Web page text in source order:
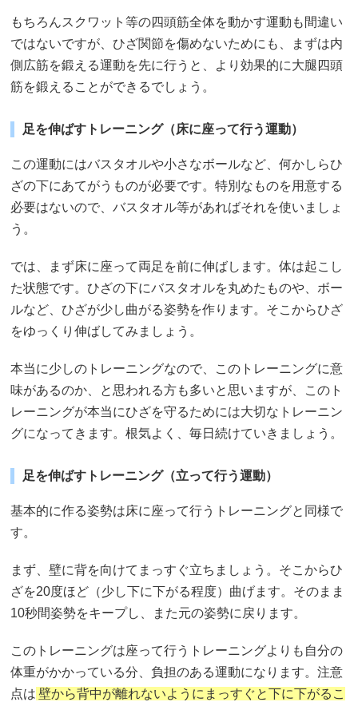
もちろんスクワット等の四頭筋全体を動かす運動も間違い
ではないですが、ひざ関節を傷めないためにも、まずは内
側広筋を鍛える運動を先に行うと、より効果的に大腿四頭
筋を鍛えることができるでしょう。
足を伸ばすトレーニング（床に座って行う運動）
この運動にはバスタオルや小さなボールなど、何かしらひ
ざの下にあてがうものが必要です。特別なものを用意する
必要はないので、バスタオル等があればそれを使いましょ
う。
では、まず床に座って両足を前に伸ばします。体は起こし
た状態です。ひざの下にバスタオルを丸めたものや、ボー
ルなど、ひざが少し曲がる姿勢を作ります。そこからひざ
をゆっくり伸ばしてみましょう。
本当に少しのトレーニングなので、このトレーニングに意
味があるのか、と思われる方も多いと思いますが、このト
レーニングが本当にひざを守るためには大切なトレーニン
グになってきます。根気よく、毎日続けていきましょう。
足を伸ばすトレーニング（立って行う運動）
基本的に作る姿勢は床に座って行うトレーニングと同様で
す。
まず、壁に背を向けてまっすぐ立ちましょう。そこからひ
ざを20度ほど（少し下に下がる程度）曲げます。そのまま
10秒間姿勢をキープし、また元の姿勢に戻ります。
このトレーニングは座って行うトレーニングよりも自分の
体重がかかっている分、負担のある運動になります。注意
点は 壁から背中が離れないようにまっすぐと下に下がるこ